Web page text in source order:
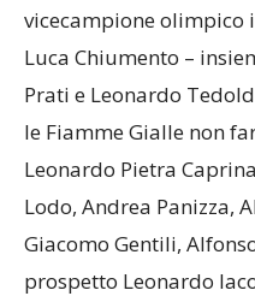
vicecampione olimpico
Luca Chiumento –
Prati e Leonardo
le Fiamme Gialle non
Leonardo Pietra
Lodo, Andrea Panizza,
Giacomo Gentili,
prospetto Leonardo